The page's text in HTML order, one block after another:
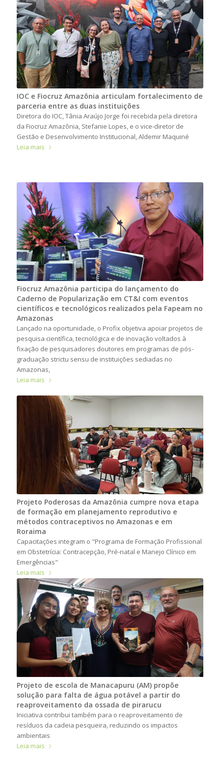
IOC e Fiocruz Amazônia articulam fortalecimento de
parceria entre as duas instituições
Diretora do IOC, Tânia Araújo Jorge foi recebida pela diretora
da Fiocruz Amazônia, Stefanie Lopes, e o vice-diretor de
Gestão e Desenvolvimento Institucional, Aldemir Maquiné
Leia mais
Fiocruz Amazônia participa do lançamento do
Caderno de Popularização em CT&I com eventos
científicos e tecnológicos realizados pela Fapeam no
Amazonas
Lançado na oportunidade, o Profix objetiva apoiar projetos de
pesquisa científica, tecnológica e de inovação voltados à
fixação de pesquisadores doutores em programas de pós-
graduação strictu sensu de instituições sediadas no
Amazonas,
Leia mais
Projeto Poderosas da Amazônia cumpre nova etapa
de formação em planejamento reprodutivo e
métodos contraceptivos no Amazonas e em
Roraima
Capacitações integram o "Programa de Formação Profissional
em Obstetrícia: Contracepção, Pré-natal e Manejo Clínico em
Emergências"
Leia mais
Projeto de escola de Manacapuru (AM) propõe
solução para falta de água potável a partir do
reaproveitamento da ossada de pirarucu
Iniciativa contribui também para o reaproveitamento de
resíduos da cadeia pesqueira, reduzindo os impactos
ambientais
Leia mais